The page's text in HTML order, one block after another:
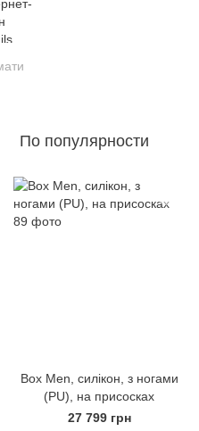
По популярности
Вох Men, силікон, з ногами
(PU), на присосках
27 799 грн